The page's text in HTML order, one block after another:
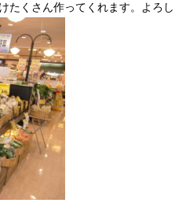
たくさん作ってくれます。よろし